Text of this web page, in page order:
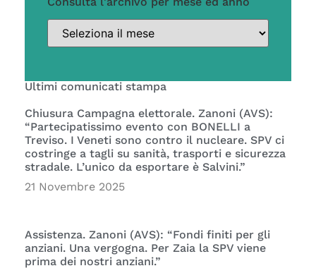
Ultimi comunicati stampa
Chiusura Campagna elettorale. Zanoni (AVS):
“Partecipatissimo evento con BONELLI a
Treviso. I Veneti sono contro il nucleare. SPV ci
costringe a tagli su sanità, trasporti e sicurezza
stradale. L’unico da esportare è Salvini.”
21 Novembre 2025
Assistenza. Zanoni (AVS): “Fondi finiti per gli
anziani. Una vergogna. Per Zaia la SPV viene
prima dei nostri anziani.”